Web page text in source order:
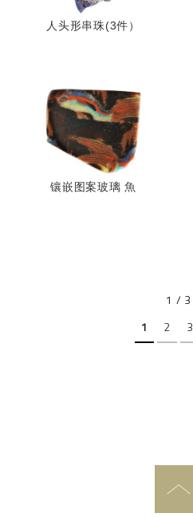
人头形串珠(3件）
镶嵌图案玻璃 魚
1 / 3
1
2 3